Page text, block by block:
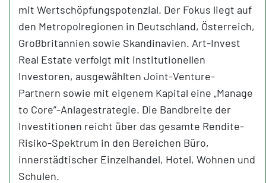
mit Wertschöpfungspotenzial. Der Fokus liegt auf
den Metropolregionen in Deutschland, Österreich,
Großbritannien sowie Skandinavien. Art-Invest
Real Estate verfolgt mit institutionellen
Investoren, ausgewählten Joint-Venture-
Partnern sowie mit eigenem Kapital eine „Manage
to Core”-Anlagestrategie. Die Bandbreite der
Investitionen reicht über das gesamte Rendite-
Risiko-Spektrum in den Bereichen Büro,
innerstädtischer Einzelhandel, Hotel, Wohnen und
Schulen.